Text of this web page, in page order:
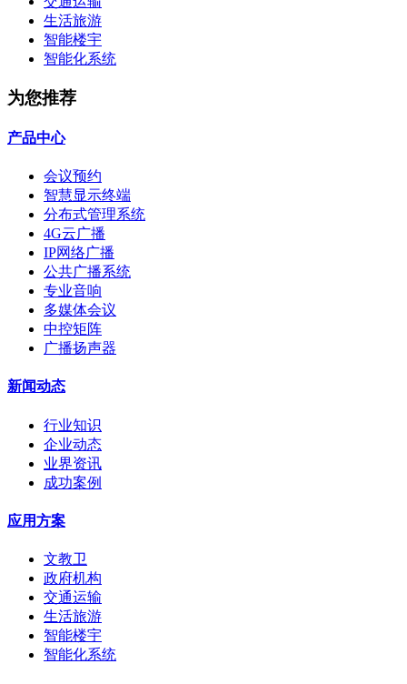
生活旅游
智能楼宇
智能化系统
为您推荐
产品中心
会议预约
智慧显示终端
分布式管理系统
4G云广播
IP网络广播
公共广播系统
专业音响
多媒体会议
中控矩阵
广播扬声器
新闻动态
行业知识
企业动态
业界资讯
成功案例
应用方案
文教卫
政府机构
交通运输
生活旅游
智能楼宇
智能化系统